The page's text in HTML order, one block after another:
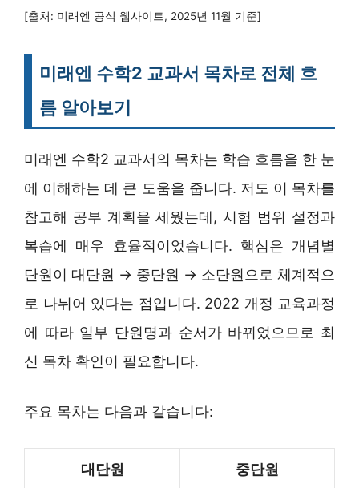
[출처: 미래엔 공식 웹사이트, 2025년 11월 기준]
미래엔 수학2 교과서 목차로 전체 흐
름 알아보기
미래엔 수학2 교과서의 목차는 학습 흐름을 한 눈
에 이해하는 데 큰 도움을 줍니다. 저도 이 목차를
참고해 공부 계획을 세웠는데, 시험 범위 설정과
복습에 매우 효율적이었습니다. 핵심은 개념별
단원이 대단원 → 중단원 → 소단원으로 체계적으
로 나뉘어 있다는 점입니다. 2022 개정 교육과정
에 따라 일부 단원명과 순서가 바뀌었으므로 최
신 목차 확인이 필요합니다.
주요 목차는 다음과 같습니다:
대단원 중단원